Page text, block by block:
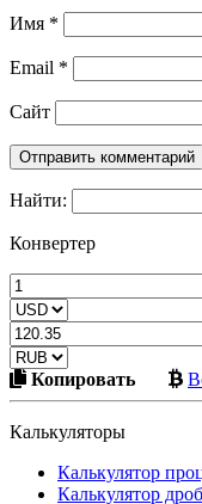
Имя *
Email *
Сайт
Найти:
Конвертер
Копировать
в
Калькуляторы
Калькулятор
Калькулятор